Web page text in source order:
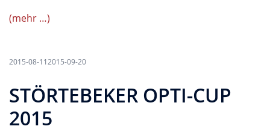
(mehr …)
2015-08-112015-09-20
STÖRTEBEKER OPTI-CUP
2015